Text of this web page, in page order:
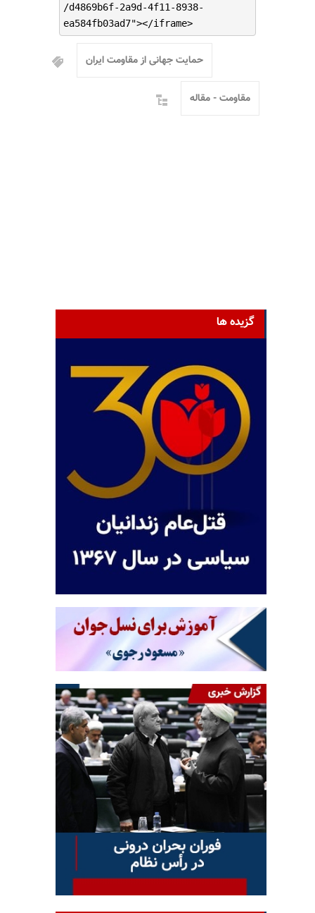
/d4869b6f-2a9d-4f11-8938-
ea584fb03ad7"></iframe>
حمایت جهانی از مقاومت ایران
مقاومت - مقاله
گزیده ها